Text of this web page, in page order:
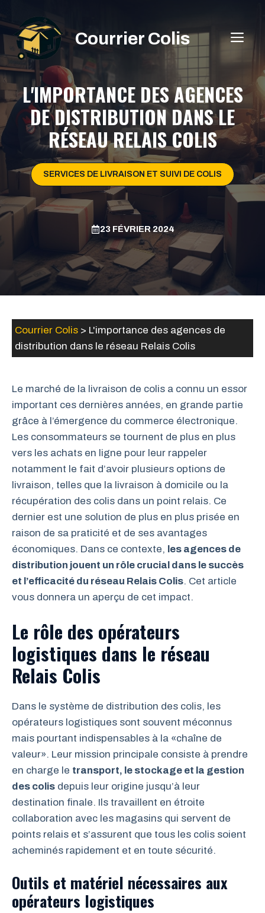
au
contenu
Courrier Colis
L'IMPORTANCE DES AGENCES
DE DISTRIBUTION DANS LE
RÉSEAU RELAIS COLIS
SERVICES DE LIVRAISON ET SUIVI DE COLIS
23 FÉVRIER 2024
Courrier Colis > L'importance des agences de
distribution dans le réseau Relais Colis
Le marché de la livraison de colis a connu un essor
important ces dernières années, en grande partie
grâce à l’émergence du commerce électronique.
Les consommateurs se tournent de plus en plus
vers les achats en ligne pour leur rappeler
notamment le fait d’avoir plusieurs options de
livraison, telles que la livraison à domicile ou la
récupération des colis dans un point relais. Ce
dernier est une solution de plus en plus prisée en
raison de sa praticité et de ses avantages
économiques. Dans ce contexte, les agences de
distribution jouent un rôle crucial dans le succès
et l’efficacité du réseau Relais Colis. Cet article
vous donnera un aperçu de cet impact.
Le rôle des opérateurs
logistiques dans le réseau
Relais Colis
Dans le système de distribution des colis, les
opérateurs logistiques sont souvent méconnus
mais pourtant indispensables à la «chaîne de
valeur». Leur mission principale consiste à prendre
en charge le transport, le stockage et la gestion
des colis depuis leur origine jusqu’à leur
destination finale. Ils travaillent en étroite
collaboration avec les magasins qui servent de
points relais et s’assurent que tous les colis soient
acheminés rapidement et en toute sécurité.
Outils et matériel nécessaires aux
opérateurs logistiques